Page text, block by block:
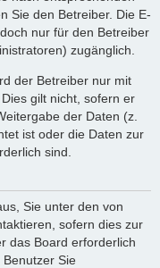
Sie den Betreiber. Die E-
nur für den Betreiber
zugänglich.
der Betreiber nur mit
gilt nicht, sofern er
der Daten (z.
ist oder die Daten zur
sind.
Sie unter den von
sofern dies zur
das Board erforderlich
Sie